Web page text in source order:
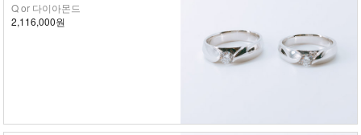
Q or 다이아몬드
2,116,000원